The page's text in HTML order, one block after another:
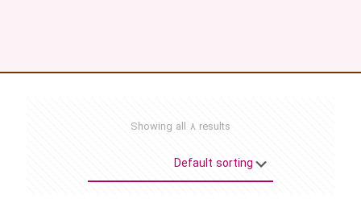
Showing all 8 results